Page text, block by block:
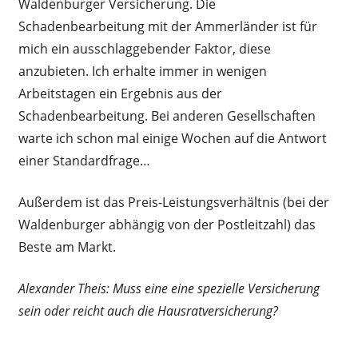
Waldenburger Versicherung. Die
Schadenbearbeitung mit der Ammerländer ist für
mich ein ausschlaggebender Faktor, diese
anzubieten. Ich erhalte immer in wenigen
Arbeitstagen ein Ergebnis aus der
Schadenbearbeitung. Bei anderen Gesellschaften
warte ich schon mal einige Wochen auf die Antwort
einer Standardfrage…
Außerdem ist das Preis-Leistungsverhältnis (bei der
Waldenburger abhängig von der Postleitzahl) das
Beste am Markt.
Alexander Theis: Muss eine eine spezielle Versicherung
sein oder reicht auch die Hausratversicherung?